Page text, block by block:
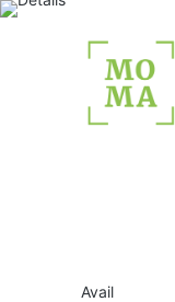
Avail